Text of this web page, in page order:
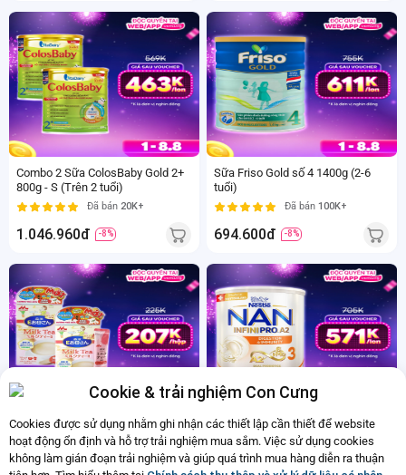
800
gr
Từ 2
Combo 2 Sữa ColosBaby Gold 2+
800g - S (Trên 2 tuổi)
Đã bán 20K+
1.046.960đ -8%
1.4
Kg
2-6
Sữa Friso Gold số 4 1400g (2-6
tuổi)
Đã bán 100K+
694.600đ -8%
200
gr
Sữa
Combo 2 Sữa bầu Morinaga E-
Okasan hương trà sữa 200g (10
thanh)
Đã bán10K+
800
gr
2-6
Sữa Nestlé NAN INFINIPRO A2 số
3 800g (6HMO) (2-6 tuổi)
Đã bán 20K+
Cookie & trải nghiệm Con Cưng
Cookies được sử dụng nhằm ghi nhận các thiết lập cần thiết để website
hoạt động ổn định và hỗ trợ trải nghiệm mua sắm. Việc sử dụng cookies
không làm gián đoạn trải nghiệm và giúp quá trình mua hàng diễn ra thuận